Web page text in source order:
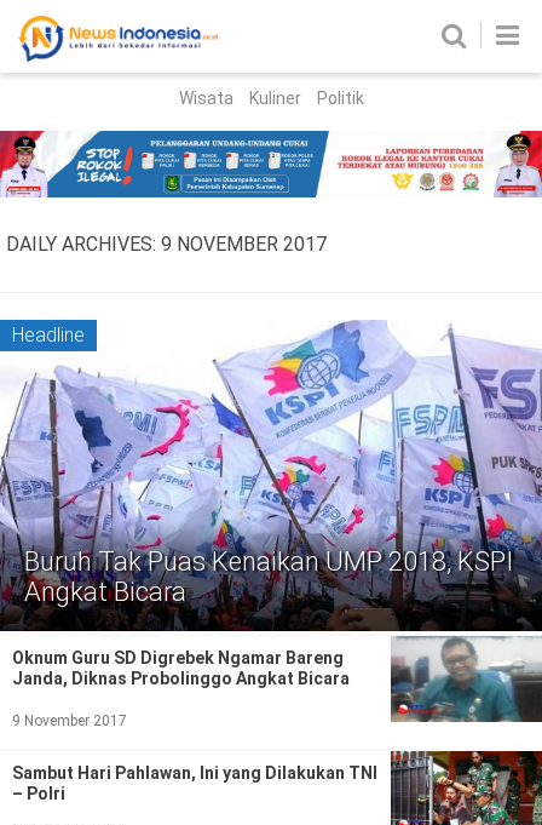
Parlemen
Nasional
Peristiwa
Hukum Kriminal
Korupsi
Politik
Gaya Hidup
Kesehatan Kuliner
Otomotif
Iptek
Wisata Kuliner Politik
DAILY ARCHIVES: 9 NOVEMBER 2017
Headline
Buruh Tak Puas Kenaikan UMP 2018, KSPI
Angkat Bicara
Oknum Guru SD Digrebek Ngamar Bareng
Janda, Diknas Probolinggo Angkat Bicara
9 November 2017
Sambut Hari Pahlawan, Ini yang Dilakukan TNI
– Polri